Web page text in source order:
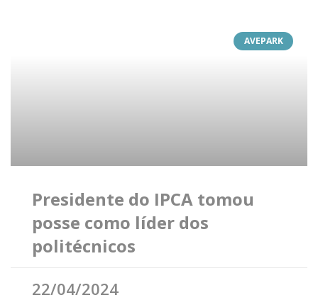
AVEPARK
Presidente do IPCA tomou
posse como líder dos
politécnicos
22/04/2024